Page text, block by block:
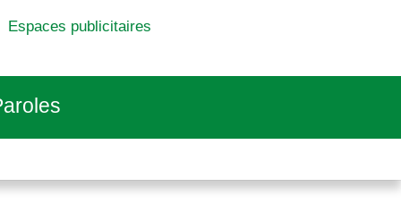
Espaces publicitaires